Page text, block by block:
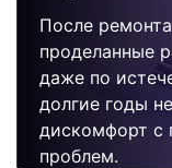
После
проделанные
даже по
долгие годы
дискомфорт с
проблем.